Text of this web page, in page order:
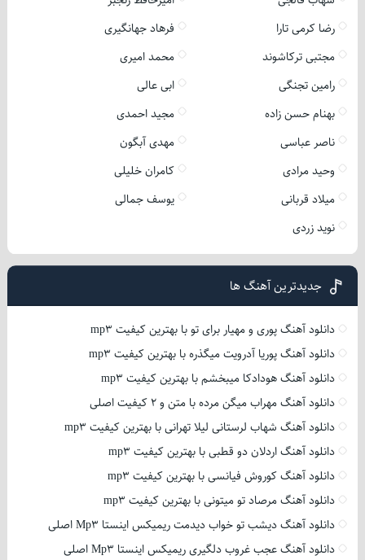
رضا کرمی تارا
فرهاد جهانگیری
مجتبی ترکاشوند
محمد امیری
رامین تجنگی
ابی عالی
بهنام حسن زاده
مجید احمدی
ناصر عباسی
مهدی آبگون
وحید مرادی
کامران خلیلی
میلاد قربانی
یوسف جمالی
نوید زردی
جدیدترین آهنگ ها
دانلود آهنگ پوری و مهیار برای تو با بهترین کیفیت mp3
دانلود آهنگ پوریا آدرویت میگذره با بهترین کیفیت mp3
دانلود آهنگ هودادکا میبخشم با بهترین کیفیت mp3
دانلود آهنگ مهراب میگن مرده با متن و 2 کیفیت اصلی
دانلود آهنگ شهاب لرستانی لیلا تهرانی با بهترین کیفیت mp3
دانلود آهنگ اردلان دو قطبی با بهترین کیفیت mp3
دانلود آهنگ کوروش فیانسی با بهترین کیفیت mp3
دانلود آهنگ مرصاد تو میتونی با بهترین کیفیت mp3
دانلود آهنگ دیشب تو خواب دیدمت ریمیکس اینستا Mp3 اصلی
دانلود آهنگ عجب غروب دلگیری ریمیکس اینستا Mp3 اصلی